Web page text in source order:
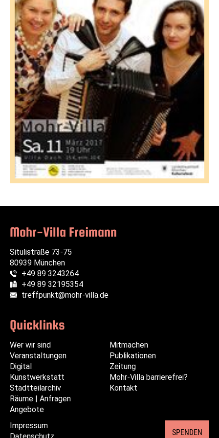
Mohr-Villa Freimann
Situlistraße 73-75
80939 München
Telefon:
+49 89 3243264
Fax:
+49 89 32195354
E-Mail:
treffpunkt@mohr-villa.de
Quicklinks
überspringen
Wer wir sind
Veranstaltungen
Digital
Kunstwerkstatt
Stadtteilarchiv
Räume | Anfragen
Angebote
überspringen
Mitmachen
Publikationen
Zeitung
Mohr-Villa barrierefrei?
Kontakt
Impressum
SPENDEN